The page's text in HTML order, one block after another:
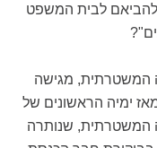
לבית המשפט
המשטרתית, מגישה
מאז ימיה הראשונים של
המשטרתית, שנותרה